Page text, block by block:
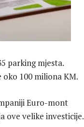
parking mjesta.
100 miliona KM.
Euro-mont
ove velike investicije.